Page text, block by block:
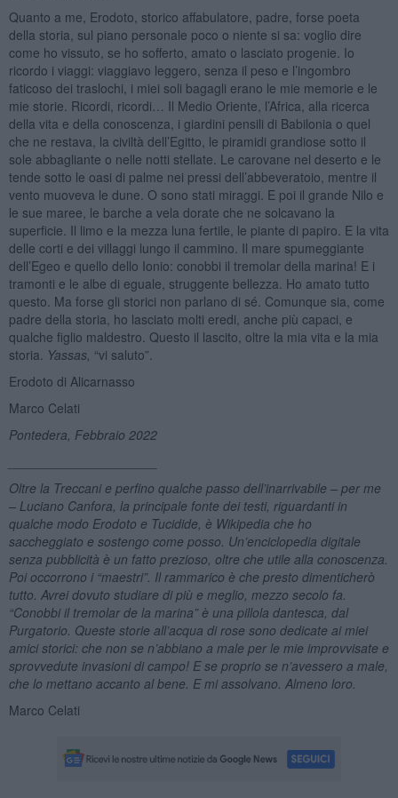
Quanto a me, Erodoto, storico affabulatore, padre, forse poeta
della storia, sul piano personale poco o niente si sa: voglio dire
come ho vissuto, se ho sofferto, amato o lasciato progenie. Io
ricordo i viaggi: viaggiavo leggero, senza il peso e l’ingombro
faticoso dei traslochi, i miei soli bagagli erano le mie memorie e le
mie storie. Ricordi, ricordi… Il Medio Oriente, l’Africa, alla ricerca
della vita e della conoscenza, i giardini pensili di Babilonia o quel
che ne restava, la civiltà dell’Egitto, le piramidi grandiose sotto il
sole abbagliante o nelle notti stellate. Le carovane nel deserto e le
tende sotto le oasi di palme nei pressi dell’abbeveratoio, mentre il
vento muoveva le dune. O sono stati miraggi. E poi il grande Nilo e
le sue maree, le barche a vela dorate che ne solcavano la
superficie. Il limo e la mezza luna fertile, le piante di papiro. E la vita
delle corti e dei villaggi lungo il cammino. Il mare spumeggiante
dell’Egeo e quello dello Ionio: conobbi il tremolar della marina! E i
tramonti e le albe di eguale, struggente bellezza. Ho amato tutto
questo. Ma forse gli storici non parlano di sé. Comunque sia, come
padre della storia, ho lasciato molti eredi, anche più capaci, e
qualche figlio maldestro. Questo il lascito, oltre la mia vita e la mia
storia. Yassas, “vi saluto”.
Erodoto di Alicarnasso
Marco Celati
Pontedera, Febbraio 2022
Oltre la Treccani e perfino qualche passo dell’inarrivabile – per me
– Luciano Canfora, la principale fonte dei testi, riguardanti in
qualche modo Erodoto e Tucidide, è Wikipedia che ho
saccheggiato e sostengo come posso. Un’enciclopedia digitale
senza pubblicità è un fatto prezioso, oltre che utile alla conoscenza.
Poi occorrono i “maestri”. Il rammarico è che presto dimenticherò
tutto. Avrei dovuto studiare di più e meglio, mezzo secolo fa.
“Conobbi il tremolar de la marina” è una pillola dantesca, dal
Purgatorio. Queste storie all’acqua di rose sono dedicate ai miei
amici storici: che non se n’abbiano a male per le mie improvvisate e
sprovvedute invasioni di campo! E se proprio se n’avessero a male,
che lo mettano accanto al bene. E mi assolvano. Almeno loro.
Marco Celati